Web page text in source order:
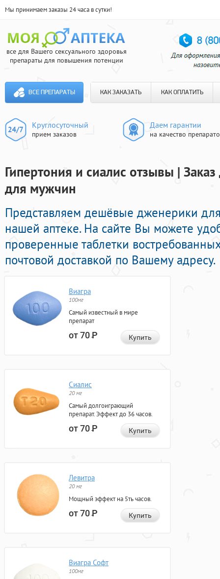
Мы принимаем заказы 24 часа в сутки!
все для Вашего сексуального здоровья
препараты для повышения потенции
ВСЕ ПРЕПАРАТЫ КАК ЗАКАЗАТЬ КАК ОПЛАТИТЬ
Круглосуточный
прием заказов
Даем гарантии
на качество
Гипертония и сиалис отзывы |
для мужчин
Представляем дешёвые дженерики
нашей аптеке. На сайте Вы можете
проверенные таблетки
почтовой доставкой по Вашему адресу.
Виагра
100мг
Самый известный в мире
препарат
от 70Р Купить
Сиалис
20 мг
Самый долгоиграющий
препарат. Эффект до 36 часов.
от 70Р Купить
Левитра
20 мг
Мощный эффект на 5ть часов.
от 70Р Купить
Виагра Софт
100мг